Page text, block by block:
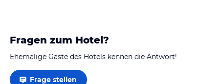
Fragen zum Hotel?
Ehemalige Gäste des Hotels kennen die Antwort!
Frage stellen